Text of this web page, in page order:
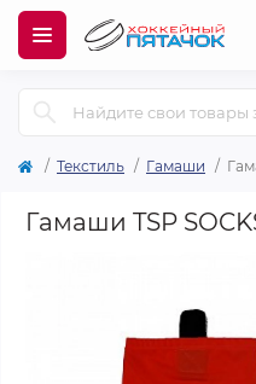
Текстиль Гамаши
Гамаши TSP